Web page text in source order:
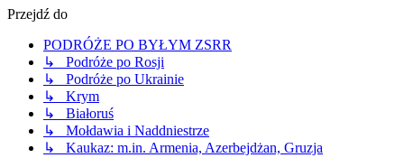
Przejdź do
PODRÓŻE PO BYŁYM ZSRR
↳ Podróże po Rosji
↳ Podróże po Ukrainie
↳ Krym
↳ Białoruś
↳ Mołdawia i Naddniestrze
↳ Kaukaz: m.in. Armenia, Azerbejdżan, Gruzja